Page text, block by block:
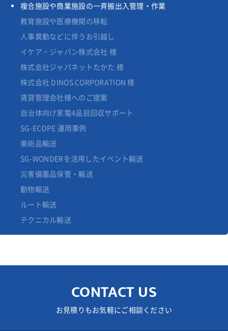
複合施設や商業施設の一斉搬出入管理・作業
教育施設や医療機関の移転
人事異動などに伴うお引越し
イケア・ジャパン株式会社 様
株式会社ジャパネットたかた 様
株式会社 DINOS CORPORATION 様
賃貸管理会社様へのご提案
自治体向け家電4品目回収サポート
SG-ECOPE 運用事例
美術品輸送
SG-WONDERを活用したイベント輸送
災害備蓄品保管・輸送
動物輸送
ルート輸送
テクニカル輸送
CONTACT US
お見積りもお気軽にご相談ください